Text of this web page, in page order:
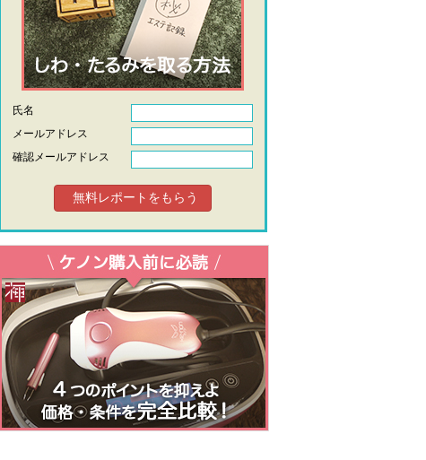
氏名
メールアドレス
確認メールアドレス